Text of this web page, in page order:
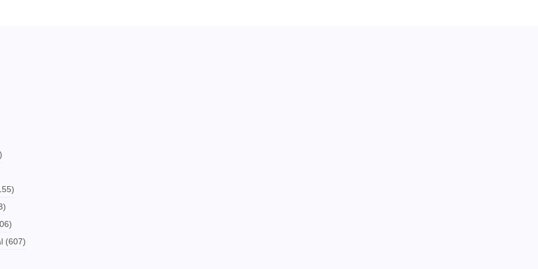
(607)